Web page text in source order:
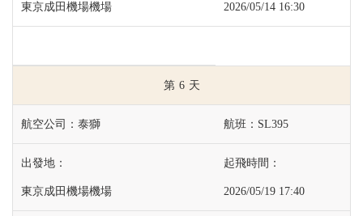
東京成田機場機場 2026/05/14 16:30
6
泰獅 SL395
東京成田機場機場 2026/05/19 17:40